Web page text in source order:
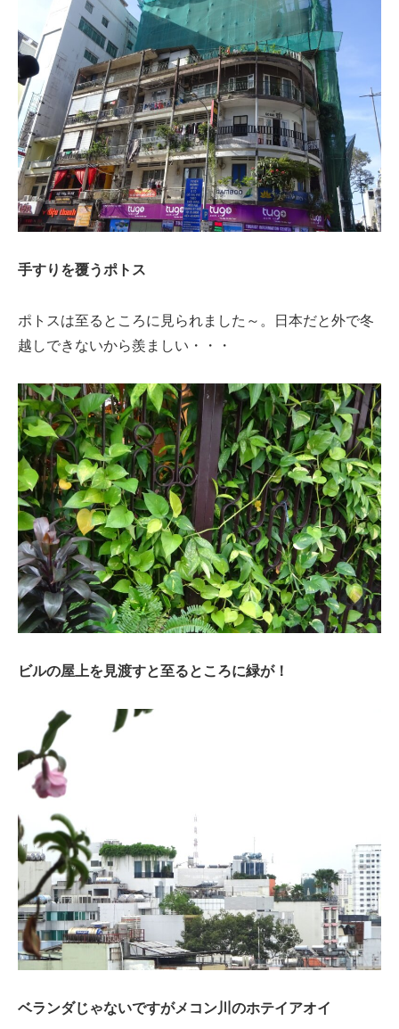
手すりを覆うポトス
ポトスは至るところに見られました～。日本だと外で冬
越しできないから羨ましい・・・
ビルの屋上を見渡すと至るところに緑が！
ベランダじゃないですがメコン川のホテイアオイ